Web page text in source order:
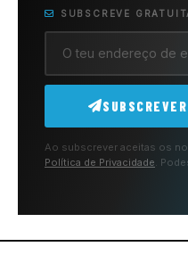
SUBSCREVE
Ao subscrever aceitas os
Política de Privacidade.